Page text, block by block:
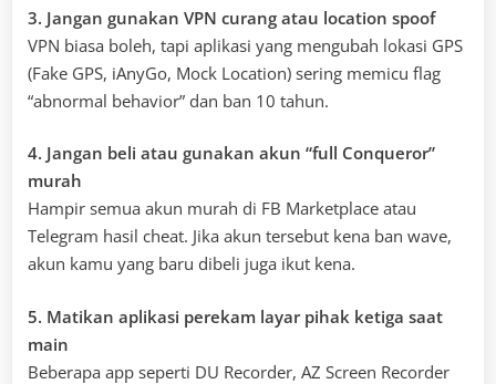
3. Jangan gunakan VPN curang atau location spoof
VPN biasa boleh, tapi aplikasi yang mengubah lokasi GPS
(Fake GPS, iAnyGo, Mock Location) sering memicu flag
“abnormal behavior” dan ban 10 tahun.
4. Jangan beli atau gunakan akun “full Conqueror”
murah
Hampir semua akun murah di FB Marketplace atau
Telegram hasil cheat. Jika akun tersebut kena ban wave,
akun kamu yang baru dibeli juga ikut kena.
5. Matikan aplikasi perekam layar pihak ketiga saat
main
Beberapa app seperti DU Recorder, AZ Screen Recorder